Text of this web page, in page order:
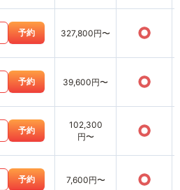
予約 327,800円〜 ○
予約 39,600円〜 ○
予約
102,300
円〜
○
予約 7,600円〜 ○